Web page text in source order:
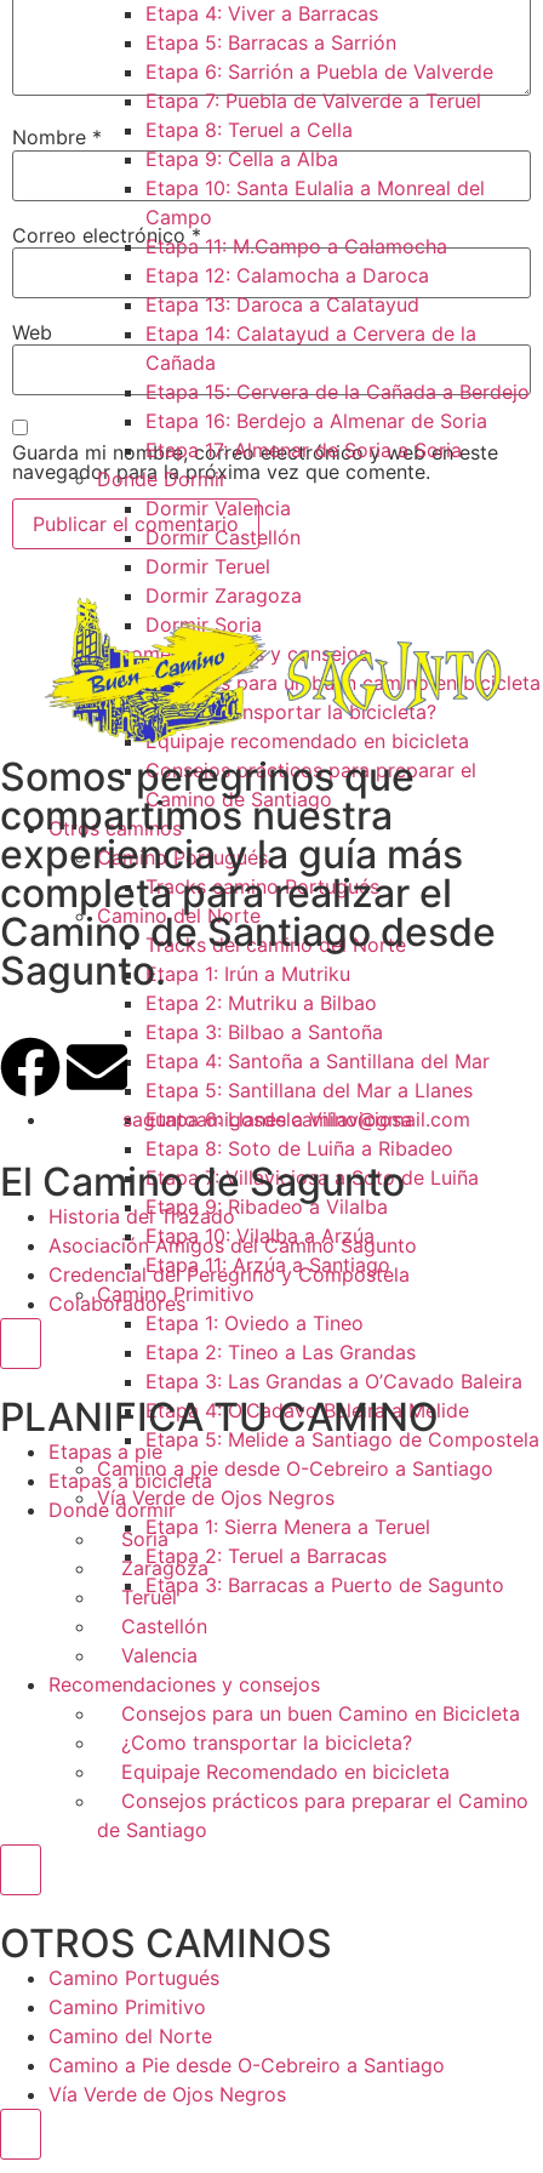
Etapa 4: Viver a Barracas
Etapa 5: Barracas a Sarrión
Etapa 6: Sarrión a Puebla de Valverde
Etapa 7: Puebla de Valverde a Teruel
Etapa 8: Teruel a Cella
Etapa 9: Cella a Alba
Etapa 10: Santa Eulalia a Monreal del
Campo​
Etapa 11: M.Campo a Calamocha​
Etapa 12: Calamocha a Daroca ​
Etapa 13: Daroca a Calatayud
Etapa 14: Calatayud a Cervera de la
Cañada​
Etapa 15: Cervera de la Cañada a Berdejo
Etapa 16: Berdejo a Almenar de Soria
Etapa 17: Almenar de Soria a Soria ​
Donde Dormir
Dormir Valencia
Dormir Castellón
Dormir Teruel
Dormir Zaragoza
Dormir Soria
Recomendaciones y consejos
Consejos para un buen camino en bicicleta
¿Como transportar la bicicleta?
Equipaje recomendado en bicicleta
Consejos prácticos para preparar el
Camino de Santiago
Otros caminos
Camino Portugués
Tracks camino Portugués
Camino del Norte
Tracks del camino del Norte
Etapa 1: Irún a Mutriku
Etapa 2: Mutriku a Bilbao
Etapa 3: Bilbao a Santoña
Etapa 4: Santoña a Santillana del Mar
Etapa 5: Santillana del Mar a Llanes
Etapa 6: Llanes a Villaviciosa
Etapa 8: Soto de Luiña a Ribadeo
Etapa 7: Villaviciosa a Soto de Luiña
Etapa 9: Ribadeo a Vilalba
Etapa 10: Vilalba a Arzúa
Etapa 11: Arzúa a Santiago
Camino Primitivo
Etapa 1: Oviedo a Tineo
Etapa 2: Tineo a Las Grandas
Etapa 3: Las Grandas a O’Cavado Baleira
Etapa 4: O’Cadavo Baleira a Melide
Etapa 5: Melide a Santiago de Compostela
Camino a pie desde O-Cebreiro a Santiago
Vía Verde de Ojos Negros
Etapa 1: Sierra Menera a Teruel
Etapa 2: Teruel a Barracas
Etapa 3: Barracas a Puerto de Sagunto
Nombre *
Correo electrónico*
Web
Guarda mi nombre, correo electrónico y web en este
navegador para la próxima vez que comente.
Somos peregrinos que
compartimos nuestra
experiencia y la guía más
completa para realizar el
Camino de Santiago desde
Sagunto.
saguntoamigosdelcamino@gmail.com
El Camino de Sagunto
Historia del Trazado
Asociación Amigos del Camino Sagunto
Credencial del Peregrino y Compostela
Colaboradores
Menú conmutador hamburguesa
PLANIFICA TU CAMINO
Etapas a pie
Etapas a bicicleta
Donde dormir
Soria
Zaragoza
Teruel
Castellón
Valencia
Recomendaciones y consejos
Consejos para un buen Camino en Bicicleta
¿Como transportar la bicicleta?
Equipaje Recomendado en bicicleta
Consejos prácticos para preparar el Camino
de Santiago
OTROS CAMINOS
Camino Portugués
Camino Primitivo
Camino del Norte
Camino a Pie desde O-Cebreiro a Santiago
Vía Verde de Ojos Negros